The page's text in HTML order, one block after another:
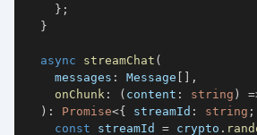
} ;
}
async streamChat (
    messages
: Message [ ] ,
onChunk : ( content : string )
) : Promise<{ streamId : string ;
const streamId = crypto .